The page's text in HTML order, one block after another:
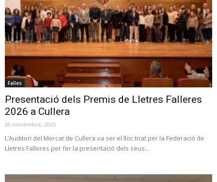
Falles
Presentació dels Premis de Lletres Falleres
2026 a Cullera
20 noviembre, 2025
L’Auditori del Mercat de Cullera va ser el lloc triat per la Federació de
Lletres Falleres per fer la presentació dels seus...